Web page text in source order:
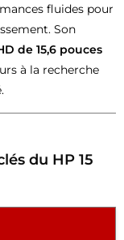
fluides pour
Son
de 15,6 pouces
à la recherche
du HP 15